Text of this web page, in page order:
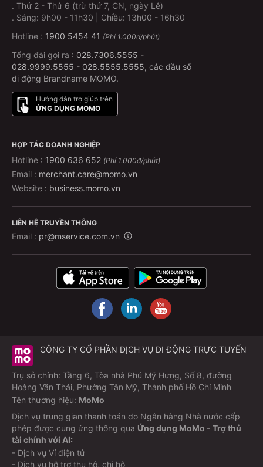
. Thứ 2 - Thứ 6 (trừ thứ 7, CN, ngày Lễ)
. Sáng: 9h00 - 11h30 | Chiều: 13h00 - 16h30
Hotline : 1900 5454 41 (Phí 1.000đ/phút)
Tổng đài gọi ra : 028.7306.5555 -
028.9999.5555 - 028.5555.5555, các đầu số
di động Brandname MOMO.
Hướng dẫn trợ giúp trên
ỨNG DỤNG MOMO
HỢP TÁC DOANH NGHIỆP
Hotline : 1900 636 652 (Phí 1.000đ/phút)
Email : merchant.care@momo.vn
Website : business.momo.vn
LIÊN HỆ TRUYỀN THÔNG
Email : pr@mservice.com.vn
CÔNG TY CỔ PHẦN DỊCH VỤ DI ĐỘNG TRỰC TUYẾN
Trụ sở chính: Tầng 6, Tòa nhà Phú Mỹ Hưng, Số 8, đường
Hoàng Văn Thái, Phường Tân Mỹ, Thành phố Hồ Chí Minh
Tên thương hiệu: MoMo
Dịch vụ trung gian thanh toán do Ngân hàng Nhà nước cấp
phép được cung ứng thông qua Ứng dụng MoMo - Trợ thủ
tài chính với AI:
- Dịch vụ Ví điện tử
- Dịch vụ hỗ trợ thu hộ, chi hộ